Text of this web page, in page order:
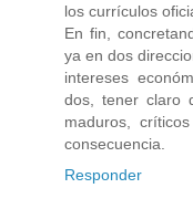
los currículos
En fin,
ya en dos
intereses
dos, tener claro
maduros,
consecuencia.
Responder